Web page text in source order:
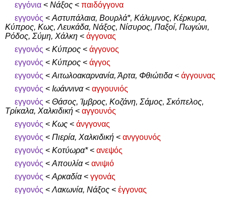
εγγόνια < Νάξος < παιδóγγονα
εγγονός <Αστυπάλαια, Βουρλά*, Κάλυμνος, Κέρκυρα,
Κύπρος, Κως, Λευκάδα, Νάξος, Νίσυρος, Παξοί, Πωγώνι,
Ρόδος, Σύμη, Χάλκη < άγγονας
εγγονός < Κύπρος < άγγονος
εγγονός < Κύπρος < άγγος
εγγονός <Αιτωλοακαρνανία, Άρτα, Φθιώτιδα< άγγουνας
εγγονός < Ιωάννινα< αγγουνιός
εγγονός < Θάσος, Ίμβρος, Κοζάνη, Σάμος, Σκόπελος,
Τρίκαλα, Χαλκιδική < αγγουνός
εγγονός < Κως < άνγγονας
εγγονός < Πιερία, Χαλκιδική < ανγγουνός
εγγονός < Κοτύωρα*< ανεψός
εγγονός <Απουλία< ανιψιό
εγγονός <Αρκαδία< γγονάς
εγγονός <Λακωνία, Νάξος < έγγονας